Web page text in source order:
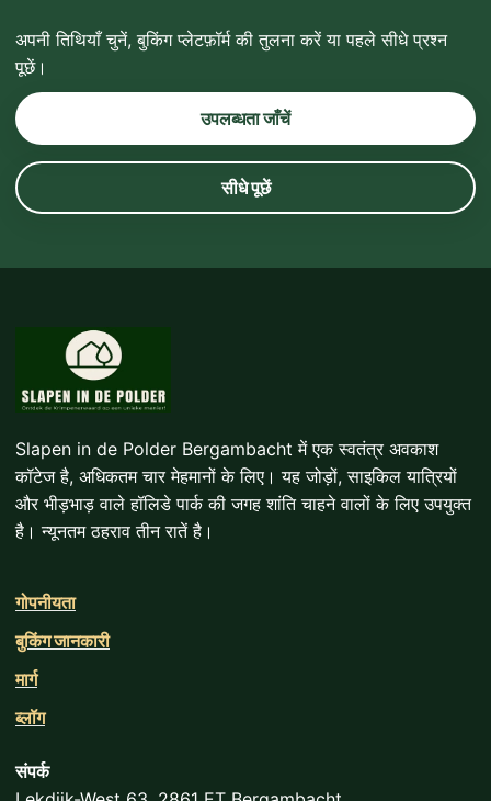
अपनी तिथियाँ चुनें, बुकिंग प्लेटफ़ॉर्म की तुलना करें या पहले सीधे प्रश्न
पूछें।
उपलब्धता जाँचें
सीधे पूछें
Slapen in de Polder Bergambacht में एक स्वतंत्र अवकाश
कॉटेज है, अधिकतम चार मेहमानों के लिए। यह जोड़ों, साइकिल यात्रियों
और भीड़भाड़ वाले हॉलिडे पार्क की जगह शांति चाहने वालों के लिए उपयुक्त
है। न्यूनतम ठहराव तीन रातें है।
गोपनीयता
बुकिंग जानकारी
मार्ग
ब्लॉग
संपर्क